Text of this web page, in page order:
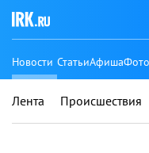
Новости СтатьиАфишаФото
Лента Происшествия